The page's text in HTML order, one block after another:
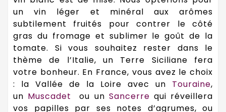
un vin léger et minéral aux arômes
subtilement fruités pour contrer le côté
gras du fromage et sublimer le goût de la
tomate. Si vous souhaitez rester dans le
thème de l’Italie, un Terre Siciliane fera
votre bonheur. En France, vous avez le choix
: la Vallée de la Loire avec un Touraine,
un Muscadet ou un Sancerre qui réveillera
vos papilles par ses notes d’agrumes, ou